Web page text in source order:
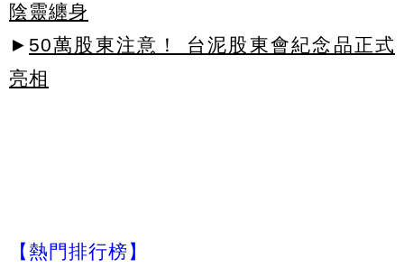
陰靈纏身
► 50萬股東注意！ 台泥股東會紀念品正式
亮相
【熱門排行榜】